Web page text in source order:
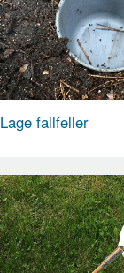
Lage fallfeller